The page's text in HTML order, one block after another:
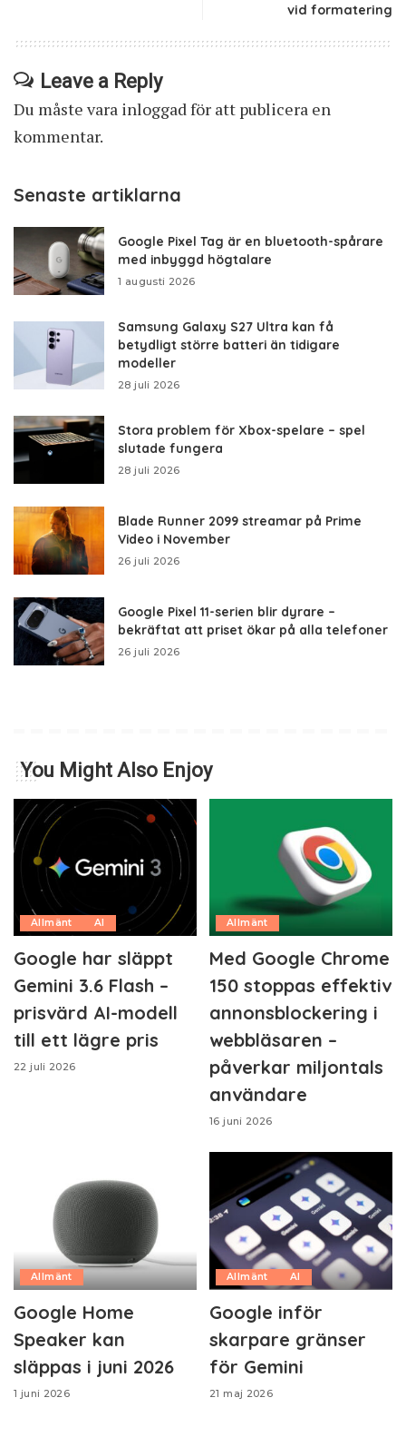
vid formatering
Leave a Reply
Du måste vara inloggad för att publicera en
kommentar.
Senaste artiklarna
Google Pixel Tag är en bluetooth-spårare
med inbyggd högtalare
1 augusti 2026
Samsung Galaxy S27 Ultra kan få
betydligt större batteri än tidigare
modeller
28 juli 2026
Stora problem för Xbox-spelare – spel
slutade fungera
28 juli 2026
Blade Runner 2099 streamar på Prime
Video i November
26 juli 2026
Google Pixel 11-serien blir dyrare –
bekräftat att priset ökar på alla telefoner
26 juli 2026
You Might Also Enjoy
Allmänt AI
Google har släppt
Gemini 3.6 Flash –
prisvärd AI-modell
till ett lägre pris
22 juli 2026
Allmänt
Med Google Chrome
150 stoppas effektiv
annonsblockering i
webbläsaren –
påverkar miljontals
användare
16 juni 2026
Allmänt
Google Home
Speaker kan
släppas i juni 2026
1 juni 2026
Allmänt AI
Google inför
skarpare gränser
för Gemini
21 maj 2026